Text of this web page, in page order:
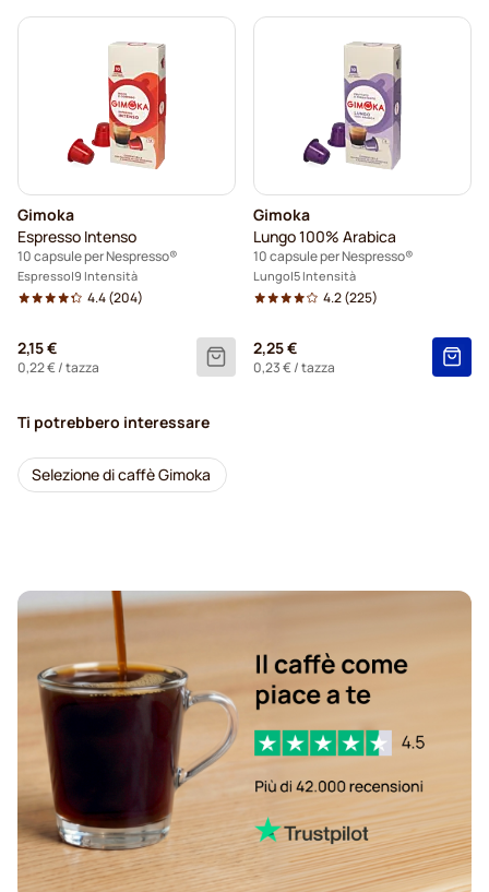
Gimoka
Espresso Intenso
10 capsule per Nespresso®
Espresso 9 Intensità
4.4(204)
2,15 €
0,22 €/ tazza
Gimoka
Lungo 100% Arabica
10 capsule per Nespresso®
Lungo 5 Intensità
4.2(225)
2,25 €
0,23 €/ tazza
Ti potrebbero interessare
Selezione di caffè Gimoka